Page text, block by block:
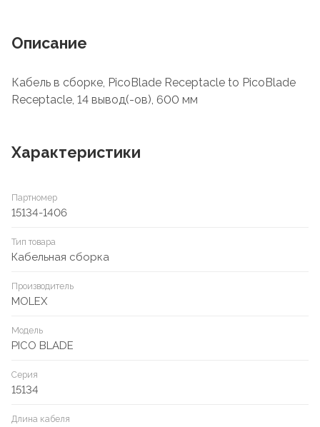
Описание
Кабель в сборке, PicoBlade Receptacle to PicoBlade
Receptacle, 14 вывод(-ов), 600 мм
Характеристики
Партномер
15134-1406
Тип товара
Кабельная сборка
Производитель
MOLEX
Модель
PICO BLADE
Серия
15134
Длина кабеля